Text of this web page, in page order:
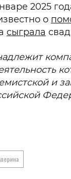
2025
о
сыграла
и